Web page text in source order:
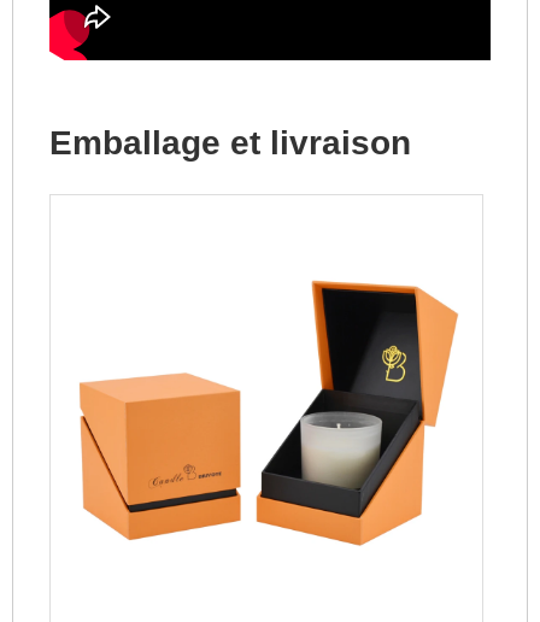
Emballage et livraison